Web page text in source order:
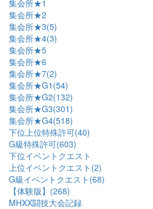
集会所★1
集会所★2
集会所★3(5)
集会所★4(3)
集会所★5
集会所★6
集会所★7(2)
集会所★G1(54)
集会所★G2(132)
集会所★G3(301)
集会所★G4(518)
下位上位特殊許可(40)
G級特殊許可(603)
下位イベントクエスト
上位イベントクエスト(2)
G級イベントクエスト(68)
【体験版】(268)
MHXX闘技大会記録